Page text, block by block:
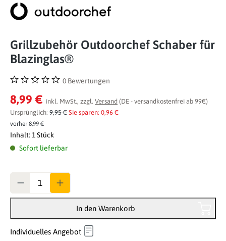
Grillzubehör Outdoorchef Schaber für
Blazinglas®
Durchschnittliche Bewertung von 0 von 5 Sternen
0 Bewertungen
8,99 € inkl. MwSt., zzgl. Versand (DE - versandkostenfrei ab 99€)
Ursprünglich: 9,95 € Sie sparen: 0,96 €
vorher 8,99 €
Inhalt: 1 Stück
Sofort lieferbar
In den Warenkorb
Individuelles Angebot